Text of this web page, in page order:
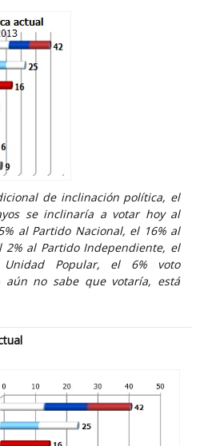
de inclinación política, el
se inclinaría a votar hoy al
al Partido Nacional, el 16% al
2% al Partido Independiente, el
Unidad Popular, el 6% voto
aún no sabe que votaría, está